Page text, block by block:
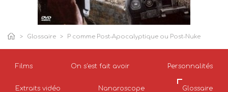
Glossaire P comme Post-Apocalyptique ou Post-Nuke
Films On s'est fait avoir Personnalités
Extraits vidéo Nanaroscope Glossaire